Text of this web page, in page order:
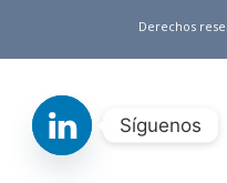
Derechos
Síguenos